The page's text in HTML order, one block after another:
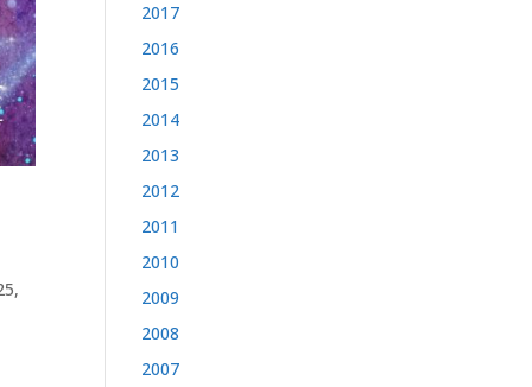
,
2017
2016
2015
2014
2013
2012
2011
2010
2009
2008
2007